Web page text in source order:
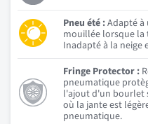
Pneu été :Adapté
mouillée lorsque la
Inadapté à la neige
Fringe Protector :
pneumatique
l'ajout d'un bourlet
où la jante est
pneumatique.